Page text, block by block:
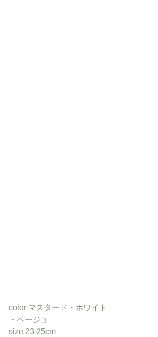
color マスタード・ホワイト
・ベージュ
size 23-25cm